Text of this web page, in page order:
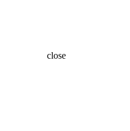
close